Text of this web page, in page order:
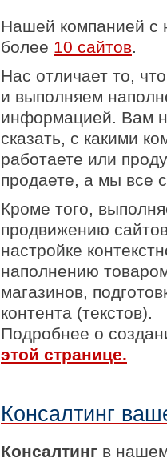
Нашей компанией с
более 10 сайтов.
Нас отличает то,
и выполняем
информацией. Вам
сказать, с какими
работаете или
продаете, а мы все
Кроме того,
продвижению
настройке
наполнению
магазинов,
контента (текстов).
Подробнее о
этой странице.
Консалтинг
Консалтинг в